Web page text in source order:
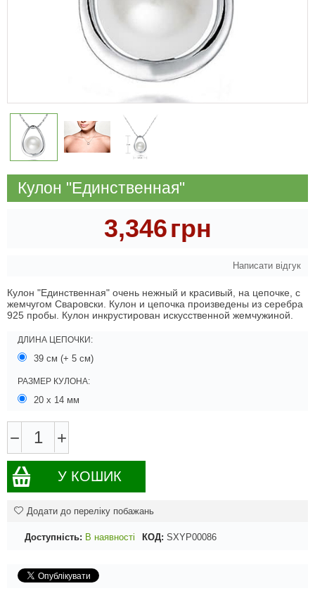
Кулон "Единственная"
3,346грн
Написати відгук
Кулон "Единственная" очень нежный и красивый, на цепочке, с
жемчугом Сваровски. Кулон и цепочка произведены из серебра
925 пробы. Кулон инкрустирован искусственной жемчужиной.
ДЛИНА ЦЕПОЧКИ:
39 см (+ 5 см)
РАЗМЕР КУЛОНА:
20 х 14 мм
− +
У КОШИК
Додати до переліку побажань
Доступність: В наявності КОД: SXYP00086